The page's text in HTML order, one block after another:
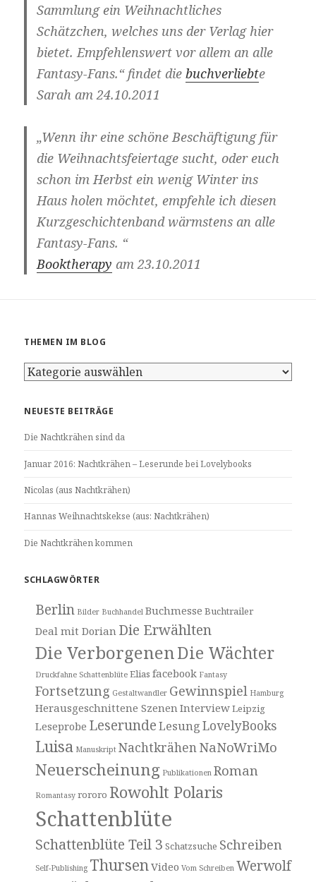
Sammlung ein Weihnachtliches
Schätzchen, welches uns der Verlag hier
bietet. Empfehlenswert vor allem an alle
Fantasy-Fans.“ findet diebuchverliebte
Sarah am 24.10.2011
„Wenn ihr eine schöne Beschäftigung für
die Weihnachtsfeiertage sucht, oder euch
schon im Herbst ein wenig Winter ins
Haus holen möchtet, empfehle ich diesen
Kurzgeschichtenband wärmstens an alle
Fantasy-Fans. “
Booktherapy am 23.10.2011
THEMEN IM BLOG
Themen
im
NEUESTE BEITRÄGE
Die Nachtkrähen sind da
Januar 2016: Nachtkrähen – Leserunde bei Lovelybooks
Nicolas (aus Nachtkrähen)
Hannas Weihnachtskekse (aus: Nachtkrähen)
Die Nachtkrähen kommen
SCHLAGWÖRTER
Berlin Bilder Buchhandel Buchmesse Buchtrailer
Deal mit Dorian Die Erwählten
Die VerborgenenDie Wächter
Druckfahne Schattenblüte Elias facebook Fantasy
Fortsetzung Gestaltwandler Gewinnspiel Hamburg
Herausgeschnittene SzenenInterviewLeipzig
Leseprobe Leserunde Lesung LovelyBooks
Luisa Manuskript NachtkrähenNaNoWriMo
Neuerscheinung Publikationen Roman
Romantasy rororo Rowohlt Polaris
Schattenblüte
Schattenblüte Teil 3 Schatzsuche Schreiben
Self-Publishing ThursenVideo Vom Schreiben Werwolf